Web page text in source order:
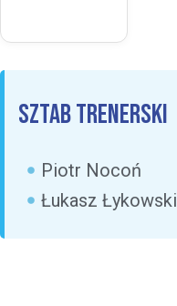
Sztab trenerski
Piotr Nocoń
Łukasz Łykowski